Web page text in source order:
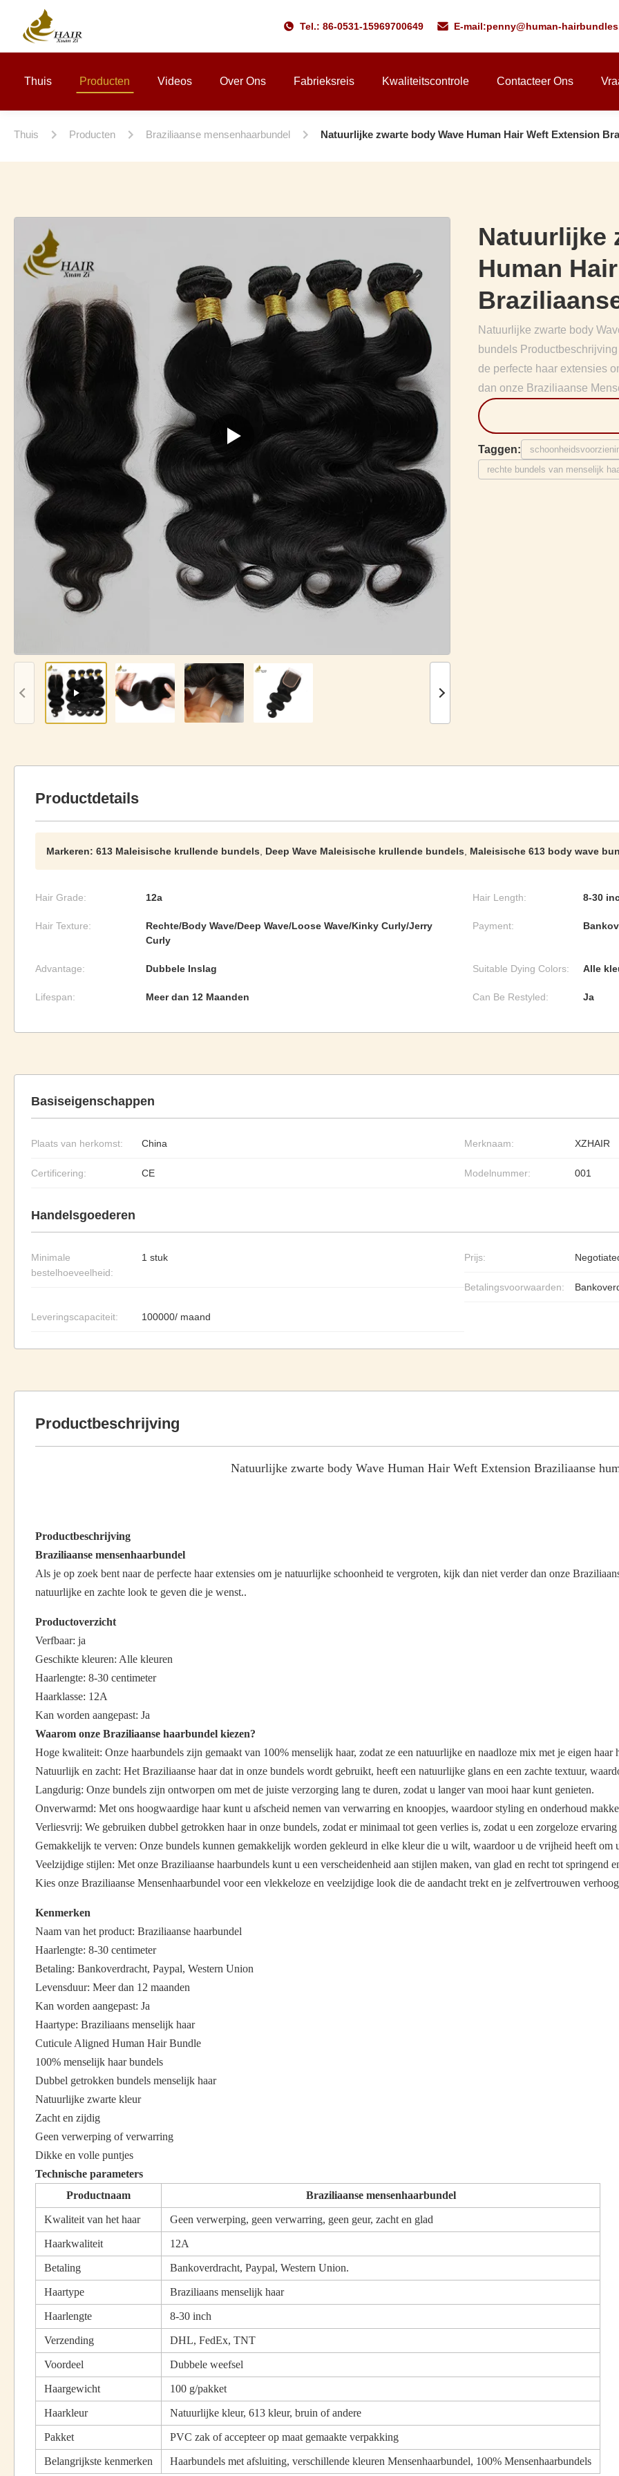
Tel.: 86-0531-15969700649 E-mail:penny@human-
Thuis Producten Videos Over Ons Fabrieksreis Kwaliteitscontrole Contacteer Ons
Thuis Producten Braziliaanse mensenhaarbundel Natuurlijke zwarte body Wave Human Hair Weft Extension
Natuurlijke
Human
Natuurlijke zwarte body
bundels
de perfecte haar extensies
dan onze Braziliaanse
Taggen:
rechte bundels van menselijk
Productdetails
Markeren: 613 Maleisische krullende bundels Deep Wave Maleisische krullende bundels Maleisische 613 body wave
Hair Grade: 12a Hair Length: 8-30
Hair Texture:
Rechte/Body Wave/Deep Wave/Loose Wave/Kinky Curly/Jerry
Curly
Payment:
Advantage: Dubbele Inslag Suitable Dying Colors: Alle
Lifespan: Meer dan 12 Maanden Can Be Restyled: Ja
Basiseigenschappen
Plaats van herkomst: China Merknaam: XZHAIR
Certificering: CE Modelnummer: 001
Handelsgoederen
Minimale
bestelhoeveelheid:
1 stuk Prijs:
Betalingsvoorwaarden:
Leveringscapaciteit: 100000/ maand
Productbeschrijving
Natuurlijke zwarte body Wave Human Hair Weft Extension Braziliaanse
Productbeschrijving
Braziliaanse mensenhaarbundel
Als je op zoek bent naar de perfecte haar extensies om je natuurlijke schoonheid te vergroten, kijk dan niet verder dan onze
natuurlijke en zachte look te geven die je wenst..
Productoverzicht
Verfbaar: ja
Geschikte kleuren: Alle kleuren
Haarlengte: 8-30 centimeter
Haarklasse: 12A
Kan worden aangepast: Ja
Waarom onze Braziliaanse haarbundel kiezen?
Hoge kwaliteit: Onze haarbundels zijn gemaakt van 100% menselijk haar, zodat ze een natuurlijke en naadloze mix met je eigen haar
Natuurlijk en zacht: Het Braziliaanse haar dat in onze bundels wordt gebruikt, heeft een natuurlijke glans en een zachte textuur,
Langdurig: Onze bundels zijn ontworpen om met de juiste verzorging lang te duren, zodat u langer van mooi haar kunt genieten.
Onverwarmd: Met ons hoogwaardige haar kunt u afscheid nemen van verwarring en knoopjes, waardoor styling en onderhoud
Verliesvrij: We gebruiken dubbel getrokken haar in onze bundels, zodat er minimaal tot geen verlies is, zodat u een zorgeloze ervaring
Gemakkelijk te verven: Onze bundels kunnen gemakkelijk worden gekleurd in elke kleur die u wilt, waardoor u de vrijheid heeft om
Veelzijdige stijlen: Met onze Braziliaanse haarbundels kunt u een verscheidenheid aan stijlen maken, van glad en recht tot springend
Kies onze Braziliaanse Mensenhaarbundel voor een vlekkeloze en veelzijdige look die de aandacht trekt en je zelfvertrouwen
Kenmerken
Naam van het product: Braziliaanse haarbundel
Haarlengte: 8-30 centimeter
Betaling: Bankoverdracht, Paypal, Western Union
Levensduur: Meer dan 12 maanden
Kan worden aangepast: Ja
Haartype: Braziliaans menselijk haar
Cuticule Aligned Human Hair Bundle
100% menselijk haar bundels
Dubbel getrokken bundels menselijk haar
Natuurlijke zwarte kleur
Zacht en zijdig
Geen verwerping of verwarring
Dikke en volle puntjes
Technische parameters
Productnaam
Braziliaanse mensenhaarbundel
Kwaliteit van het haar Geen verwerping, geen verwarring, geen geur, zacht en glad
Haarkwaliteit 12A
Betaling Bankoverdracht, Paypal, Western Union.
Haartype Braziliaans menselijk haar
Haarlengte 8-30 inch
Verzending DHL, FedEx, TNT
Voordeel Dubbele weefsel
Haargewicht 100 g/pakket
Haarkleur Natuurlijke kleur, 613 kleur, bruin of andere
Pakket PVC zak of accepteer op maat gemaakte verpakking
Belangrijkste kenmerken Haarbundels met afsluiting, verschillende kleuren Mensenhaarbundel, 100% Mensenhaarbundels